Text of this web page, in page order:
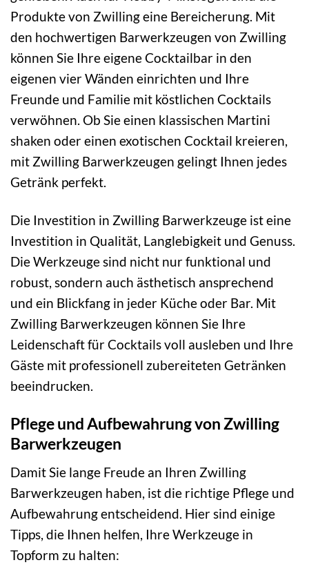
Produkte von Zwilling eine Bereicherung. Mit
den hochwertigen Barwerkzeugen von Zwilling
können Sie Ihre eigene Cocktailbar in den
eigenen vier Wänden einrichten und Ihre
Freunde und Familie mit köstlichen Cocktails
verwöhnen. Ob Sie einen klassischen Martini
shaken oder einen exotischen Cocktail kreieren,
mit Zwilling Barwerkzeugen gelingt Ihnen jedes
Getränk perfekt.
Die Investition in Zwilling Barwerkzeuge ist eine
Investition in Qualität, Langlebigkeit und Genuss.
Die Werkzeuge sind nicht nur funktional und
robust, sondern auch ästhetisch ansprechend
und ein Blickfang in jeder Küche oder Bar. Mit
Zwilling Barwerkzeugen können Sie Ihre
Leidenschaft für Cocktails voll ausleben und Ihre
Gäste mit professionell zubereiteten Getränken
beeindrucken.
Pflege und Aufbewahrung von Zwilling
Barwerkzeugen
Damit Sie lange Freude an Ihren Zwilling
Barwerkzeugen haben, ist die richtige Pflege und
Aufbewahrung entscheidend. Hier sind einige
Tipps, die Ihnen helfen, Ihre Werkzeuge in
Topform zu halten: